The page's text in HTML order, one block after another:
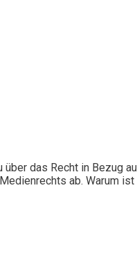
das Recht in Bezug
ab. Warum